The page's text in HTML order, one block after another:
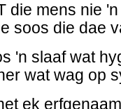
die mens nie
soos die dae
'n slaaf wat
wat wag op
ek